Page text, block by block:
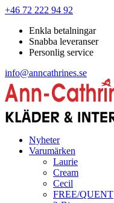
+46 72 222 94 92
Enkla betalningar
Snabba leveranser
Personlig service
info@anncathrines.se
Nyheter
Varumärken
Laurie
Cream
Cecil
FREE/QUENT